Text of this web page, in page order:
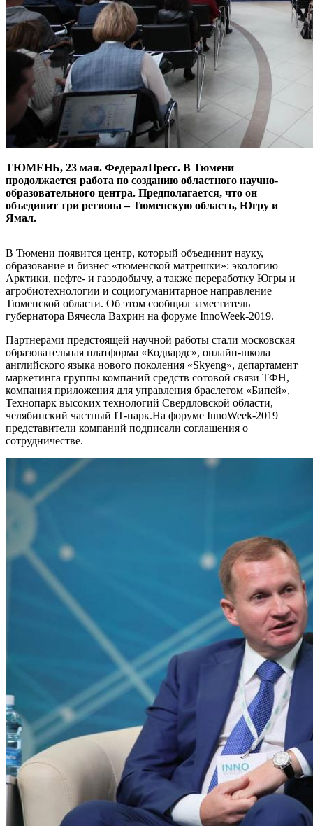
ТЮМЕНЬ, 23 мая. ФедералПресс. В Тюмени
продолжается работа по созданию областного научно-
образовательного центра. Предполагается, что он
объединит три региона – Тюменскую область, Югру и
Ямал.
В Тюмени появится центр, который объединит науку,
образование и бизнес «тюменской матрешки»: экологию
Арктики, нефте- и газодобычу, а также переработку Югры и
агробиотехнологии и социогуманитарное направление
Тюменской области. Об этом сообщил заместитель
губернатора Вячесла Вахрин на форуме InnoWeek-2019.
Партнерами предстоящей научной работы стали московская
образовательная платформа «Кодвардс», онлайн-школа
английского языка нового поколения «Skyeng», департамент
маркетинга группы компаний средств сотовой связи ТФН,
компания приложения для управления браслетом «Бипей»,
Технопарк высоких технологий Свердловской области,
челябинский частный IT-парк.На форуме InnoWeek-2019
представители компаний подписали соглашения о
сотрудничестве.